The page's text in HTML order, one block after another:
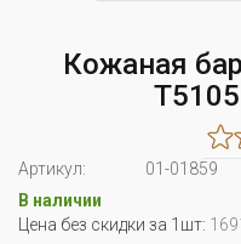
Кожаная
Артикул:
01-01859
В наличии
Цена без скидки за 1шт: